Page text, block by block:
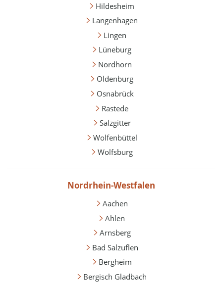
Hildesheim
Langenhagen
Lingen
Lüneburg
Nordhorn
Oldenburg
Osnabrück
Rastede
Salzgitter
Wolfenbüttel
Wolfsburg
Nordrhein-Westfalen
Aachen
Ahlen
Arnsberg
Bad Salzuflen
Bergheim
Bergisch Gladbach